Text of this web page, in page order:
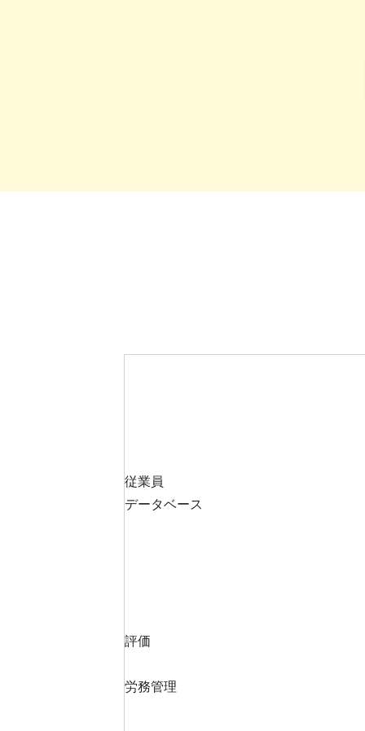
従業員
データベース
評価
労務管理